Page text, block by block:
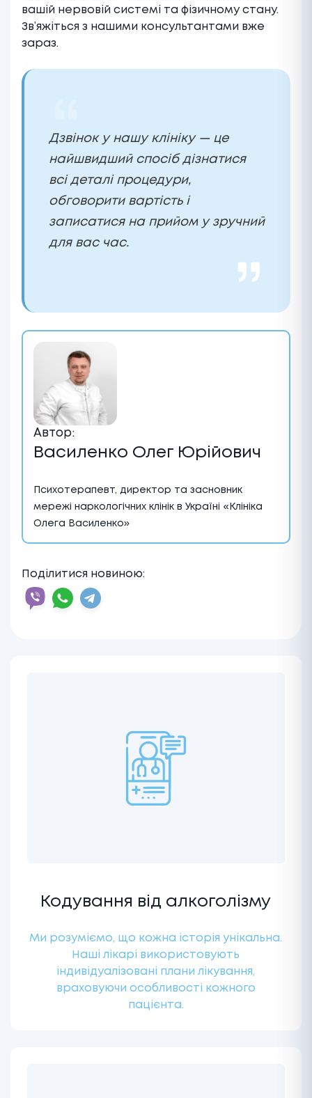
вашій нервовій системі та фізичному стану.
Зв’яжіться з нашими консультантами вже
зараз.
Дзвінок у нашу клініку — це
найшвидший спосіб дізнатися
всі деталі процедури,
обговорити вартість і
записатися на прийом у зручний
для вас час.
Автор:
Василенко Олег Юрійович
Психотерапевт, директор та засновник
мережі наркологічних клінік в Україні «Клініка
Олега Василенко»
Поділитися новиною:
Кодування від алкоголізму
Ми розуміємо, що кожна історія унікальна.
Наші лікарі використовують
індивідуалізовані плани лікування,
враховуючи особливості кожного
пацієнта.